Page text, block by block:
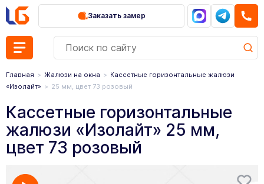
Заказать замер
Главная Жалюзи на окна
Кассетные горизонтальные жалюзи
«Изолайт»
25 мм, цвет 73 розовый
Кассетные горизонтальные
жалюзи «Изолайт» 25 мм,
цвет 73 розовый